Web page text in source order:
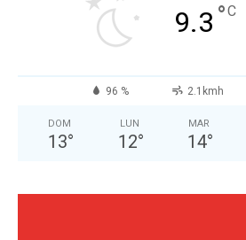
9.3 °C
96 % 2.1kmh
DOM
13°
LUN
12°
MAR
14°